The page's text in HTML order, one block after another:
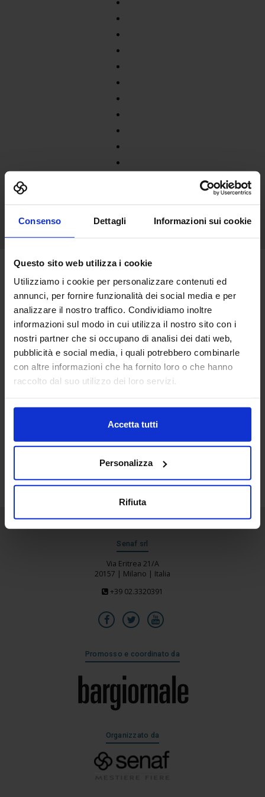
Consenso Dettagli Informazioni sui cookie
Questo sito web utilizza i cookie
Utilizziamo i cookie per personalizzare contenuti ed
annunci, per fornire funzionalità dei social media e per
analizzare il nostro traffico. Condividiamo inoltre
informazioni sul modo in cui utilizza il nostro sito con i
nostri partner che si occupano di analisi dei dati web,
pubblicità e social media, i quali potrebbero combinarle
con altre informazioni che ha fornito loro o che hanno
raccolto dal suo utilizzo dei loro servizi.
Accetta tutti
Personalizza
Rifiuta
18
Apr
RICCARDOVECCHI(2)
Senaf srl
Via Eritrea 21/A
20157 | Milano | Italia
+39 02.3320391
Promosso e coordinato da
Organizzato da